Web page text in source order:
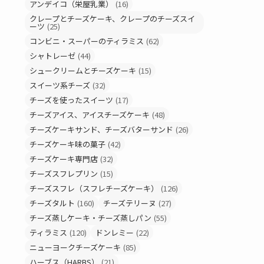
アンデイコ（栄屋乳業）
(16)
クレープとチーズケーキ、クレープのチーズスイ
ーツ (25)
コンビニ・スーパーのティラミス (62)
シャトレーゼ (44)
シュークリームとチーズケーキ (15)
スイーツ系チーズ (32)
チーズを使ったスイーツ (17)
チーズアイス、アイスチーズケーキ (48)
チーズケーキサンド、チーズバターサンド (26)
チーズケーキ味の菓子 (42)
チーズケーキ専門店 (32)
チーズスフレプリン (15)
チーズスフレ（スフレチーズケーキ）
(126)
チーズタルト (160) チーズテリーヌ (27)
チーズ蒸しケーキ・チーズ蒸しパン (55)
ティラミス (120) ドンレミー (22)
ニューヨークチーズケーキ (85)
ハーブス（HARBS）
(21)